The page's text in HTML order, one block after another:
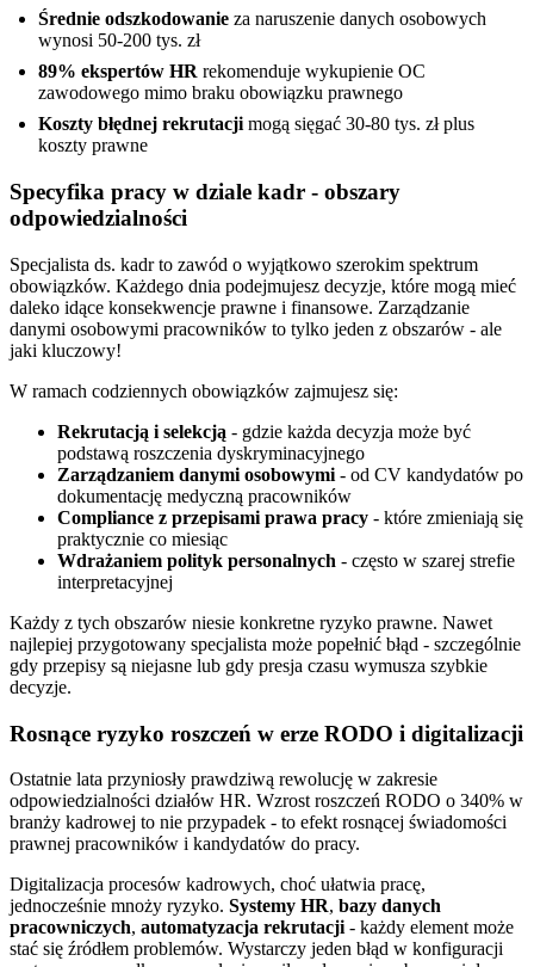
Średnie odszkodowanie za naruszenie danych osobowych
wynosi 50-200 tys. zł
89% ekspertów HR rekomenduje wykupienie OC
zawodowego mimo braku obowiązku prawnego
Koszty błędnej rekrutacji mogą sięgać 30-80 tys. zł plus
koszty prawne
Specyfika pracy w dziale kadr - obszary
odpowiedzialności
Specjalista ds. kadr to zawód o wyjątkowo szerokim spektrum
obowiązków. Każdego dnia podejmujesz decyzje, które mogą mieć
daleko idące konsekwencje prawne i finansowe. Zarządzanie
danymi osobowymi pracowników to tylko jeden z obszarów - ale
jaki kluczowy!
W ramach codziennych obowiązków zajmujesz się:
Rekrutacją i selekcją - gdzie każda decyzja może być
podstawą roszczenia dyskryminacyjnego
Zarządzaniem danymi osobowymi - od CV kandydatów po
dokumentację medyczną pracowników
Compliance z przepisami prawa pracy - które zmieniają się
praktycznie co miesiąc
Wdrażaniem polityk personalnych - często w szarej strefie
interpretacyjnej
Każdy z tych obszarów niesie konkretne ryzyko prawne. Nawet
najlepiej przygotowany specjalista może popełnić błąd - szczególnie
gdy przepisy są niejasne lub gdy presja czasu wymusza szybkie
decyzje.
Rosnące ryzyko roszczeń w erze RODO i digitalizacji
Ostatnie lata przyniosły prawdziwą rewolucję w zakresie
odpowiedzialności działów HR. Wzrost roszczeń RODO o 340% w
branży kadrowej to nie przypadek - to efekt rosnącej świadomości
prawnej pracowników i kandydatów do pracy.
Digitalizacja procesów kadrowych, choć ułatwia pracę,
jednocześnie mnoży ryzyko. Systemy HR, bazy danych
pracowniczych, automatyzacja rekrutacji - każdy element może
stać się źródłem problemów. Wystarczy jeden błąd w konfiguracji